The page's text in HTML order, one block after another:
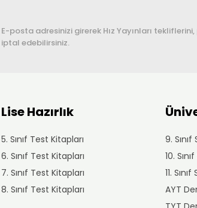
E-posta adresinizi girerek Hız Yayınları
iptal edebilirsiniz.
Lise Hazırlık
5. Sınıf Test Kitapları
6. Sınıf Test Kitapları
7. Sınıf Test Kitapları
8. Sınıf Test Kitapları
9.
10.
11.
AYT